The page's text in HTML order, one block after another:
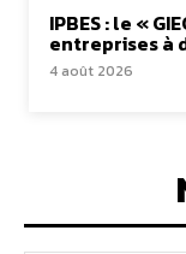
IPBES : le «
entreprises à
4 août 2026